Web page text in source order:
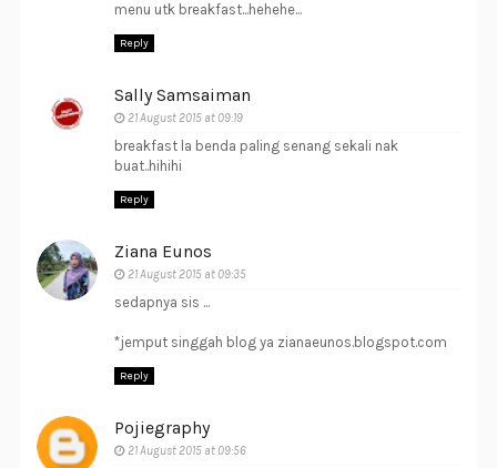
menu utk breakfast...hehehe...
Reply
Sally Samsaiman
21 August 2015 at 09:19
breakfast la benda paling senang sekali nak
buat..hihihi
Reply
Ziana Eunos
21 August 2015 at 09:35
sedapnya sis ...
*jemput singgah blog ya zianaeunos.blogspot.com
Reply
Pojiegraphy
21 August 2015 at 09:56